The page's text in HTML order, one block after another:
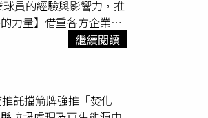
柑仔卻會在屆齡老化之
三峽茶區由於年輕就業
的茶廠第七代掌門周君
樣，其實年齡多超過60
所產製的碧螺春與龍
螺春（左）與台灣三
時代的1919年，就有綠
球員的經驗與影響力，推
力量】借重各方企業及
「競技結合公益」的核
義的年度盛會。活動廣
擴大高球運動的影響
當日同步舉辦記者會，
敏男、沈忠賢、陳志
繼續閱讀
託擋箭牌強推「焚化